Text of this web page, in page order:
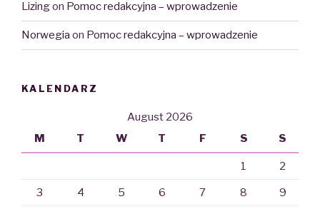
Lizingon Pomoc redakcyjna – wprowadzenie
Norwegia on Pomoc redakcyjna – wprowadzenie
KALENDARZ
August 2026
M
T W T F S S
1 2
3 4 5 6 7 8 9